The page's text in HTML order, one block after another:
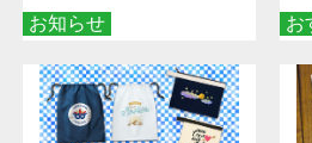
お知らせ お